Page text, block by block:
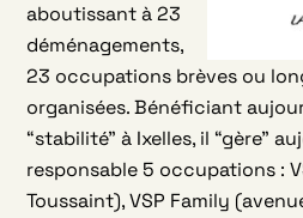
aboutissant à 23
déménagements,
23 occupations brèves ou
organisées. Bénéficiant
“stabilité” à Ixelles, il “gère”
responsable 5 occupations :
Toussaint), VSP Family